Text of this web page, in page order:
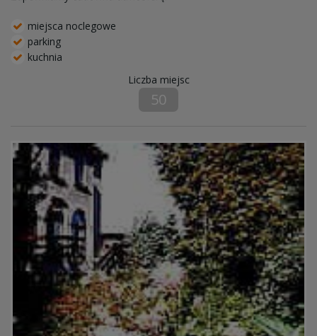
miejsca noclegowe
parking
kuchnia
Liczba miejsc
50